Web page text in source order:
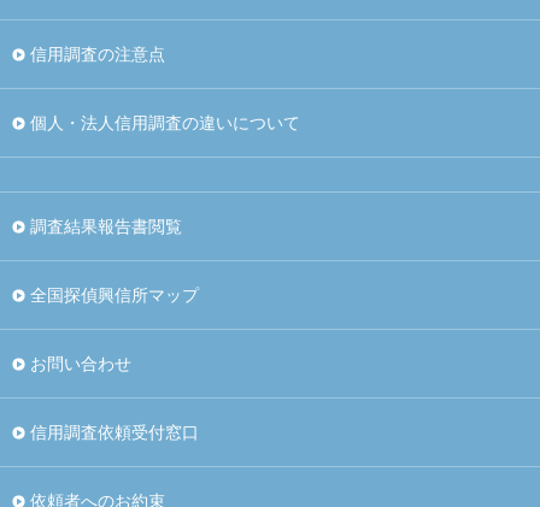
信用調査の注意点
個人・法人信用調査の違いについて
調査結果報告書閲覧
全国探偵興信所マップ
お問い合わせ
信用調査依頼受付窓口
依頼者へのお約束